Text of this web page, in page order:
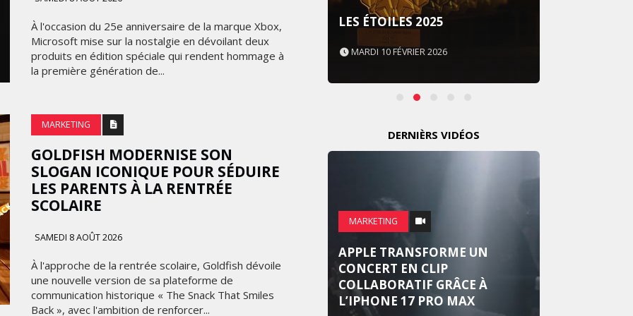
À l'occasion du 25e anniversaire de la marque Xbox,
Microsoft mise sur la nostalgie en dévoilant deux
produits en édition spéciale qui rendent hommage à
la première génération de...
MARKETING
GOLDFISH MODERNISE SON
SLOGAN ICONIQUE POUR SÉDUIRE
LES PARENTS À LA RENTRÉE
SCOLAIRE
SAMEDI 8 AOÛT 2026
À l'approche de la rentrée scolaire, Goldfish dévoile
une nouvelle version de sa plateforme de
communication historique « The Snack That Smiles
Back », avec l'ambition de renforcer...
FRONTIÈRES DE
L’INNOVATION AFRICAINE
LUNDI 6 AVRIL 2026
LES ÉTOILES 2025
MARDI 10 FÉVRIER 2026
DERNIÈRS VIDÉOS
DIGITAL
XBOX DÉVOILE UNE SERIES X25
EN ÉDITION LIMITÉE POUR
CÉLÉBRER 25 ANS D'HISTOIRE
MARKETING
APPLE TRANSFORME UN
CONCERT EN CLIP
COLLABORATIF GRÂCE À
L’IPHONE 17 PRO MAX